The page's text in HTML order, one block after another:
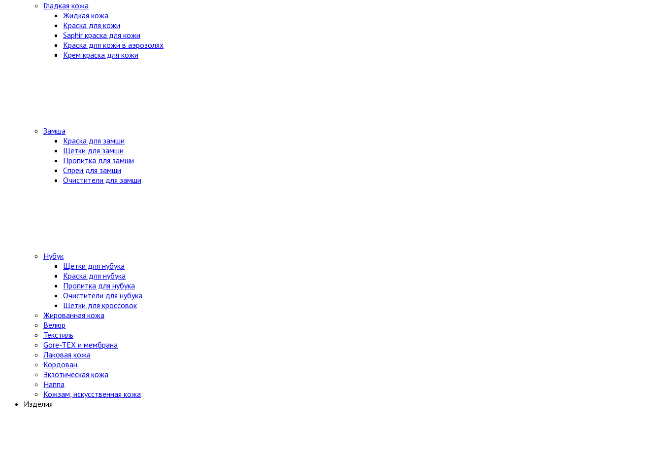
Гладкая кожа
Жидкая кожа
Краска для кожи
Saphir краска для кожи
Краска для кожи в аэрозолях
Крем краска для кожи
Замша
Краска для замши
Щетки для замши
Пропитка для замши
Спреи для замши
Очистители для замши
Нубук
Щетки для нубука
Краска для нубука
Пропитка для нубука
Очистители для нубука
Щетки для кроссовок
Жированная кожа
Велюр
Текстиль
Gore-TEX и мембрана
Лаковая кожа
Кордован
Экзотическая кожа
Наппа
Кожзам, искусственная кожа
Изделия